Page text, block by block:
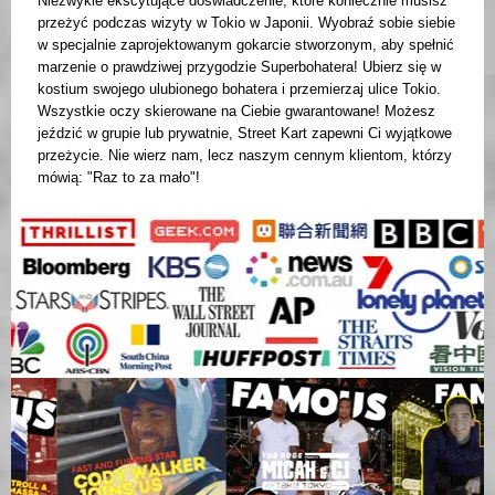
przeżyć podczas wizyty w Tokio w Japonii. Wyobraź sobie siebie
w specjalnie zaprojektowanym gokarcie stworzonym, aby spełnić
marzenie o prawdziwej przygodzie Superbohatera! Ubierz się w
kostium swojego ulubionego bohatera i przemierzaj ulice Tokio.
Wszystkie oczy skierowane na Ciebie gwarantowane! Możesz
jeździć w grupie lub prywatnie, Street Kart zapewni Ci wyjątkowe
przeżycie. Nie wierz nam, lecz naszym cennym klientom, którzy
mówią: "Raz to za mało"!